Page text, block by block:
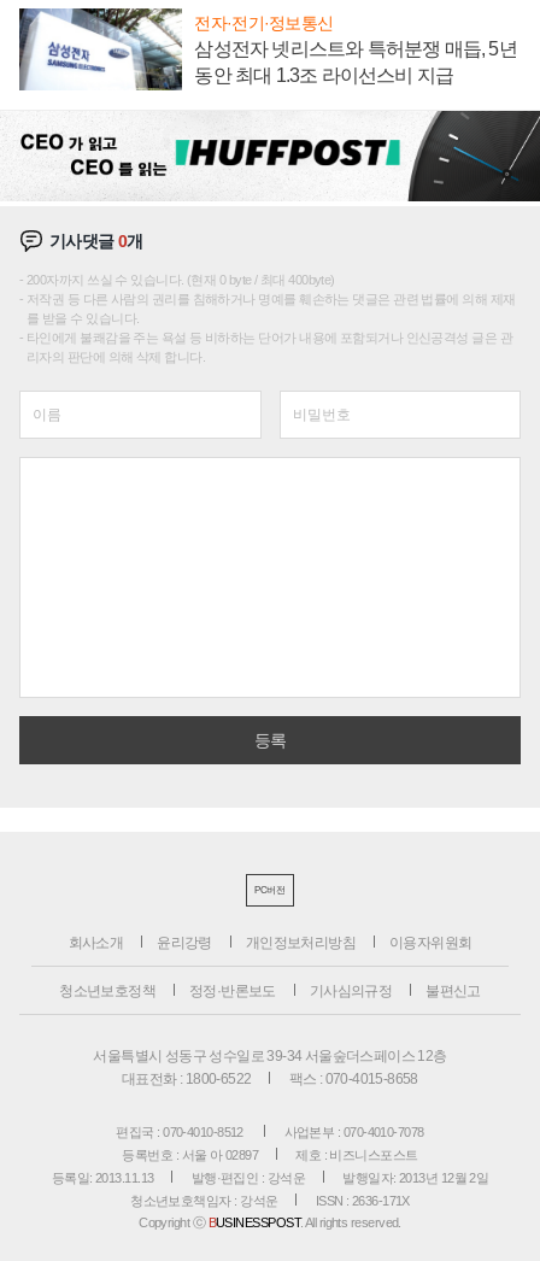
전자·전기·정보통신
삼성전자 넷리스트와 특허분쟁 매듭, 5년
동안 최대 1.3조 라이선스비 지급
기사댓글0개
200자까지 쓰실 수 있습니다. (현재 0 byte / 최대 400byte)
저작권 등 다른 사람의 권리를 침해하거나 명예를 훼손하는 댓글은 관련 법률에 의해 제재
를 받을 수 있습니다.
타인에게 불쾌감을 주는 욕설 등 비하하는 단어가 내용에 포함되거나 인신공격성 글은 관
리자의 판단에 의해 삭제 합니다.
PC버전
회사소개 윤리강령 개인정보처리방침 이용자위원회
청소년보호정책 정정·반론보도 기사심의규정 불편신고
서울특별시 성동구 성수일로 39-34 서울숲더스페이스 12층
대표전화 : 1800-6522
팩스 : 070-4015-8658
편집국 : 070-4010-8512
사업본부 : 070-4010-7078
등록번호 : 서울 아 02897
제호 : 비즈니스포스트
등록일: 2013.11.13
발행·편집인 : 강석운
발행일자: 2013년 12월 2일
청소년보호책임자 : 강석운
ISSN : 2636-171X
Copyright ⓒ BUSINESSPOST. All rights reserved.